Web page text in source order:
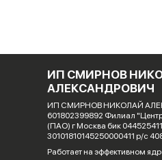
ИП СМИРНОВ
АЛЕКСАНДРОВИЧ
ИП СМИРНОВ НИКОЛАЙ
601802399892 Филиал
(ПАО) г Москва бик
30101810145250000411 р/с
Работает на эффективном